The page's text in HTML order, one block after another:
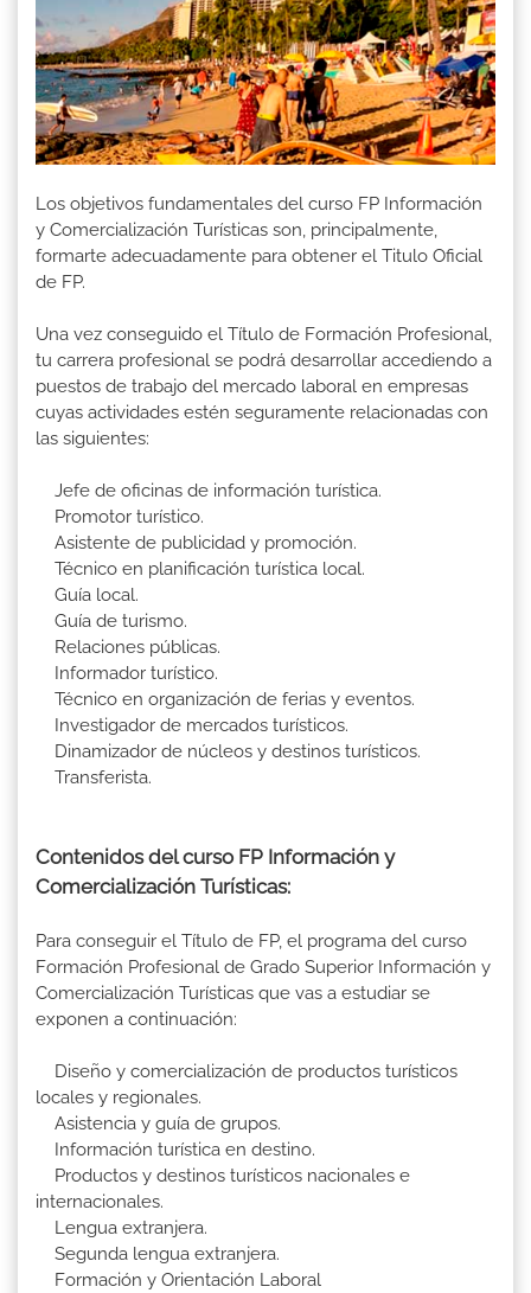
Los objetivos fundamentales del curso FP Información
y Comercialización Turísticas son, principalmente,
formarte adecuadamente para obtener el Titulo Oficial
de FP.
Una vez conseguido el Título de Formación Profesional,
tu carrera profesional se podrá desarrollar accediendo a
puestos de trabajo del mercado laboral en empresas
cuyas actividades estén seguramente relacionadas con
las siguientes:
Jefe de oficinas de información turística.
Promotor turístico.
Asistente de publicidad y promoción.
Técnico en planificación turística local.
Guía local.
Guía de turismo.
Relaciones públicas.
Informador turístico.
Técnico en organización de ferias y eventos.
Investigador de mercados turísticos.
Dinamizador de núcleos y destinos turísticos.
Transferista.
Contenidos del curso FP Información y
Comercialización Turísticas:
Para conseguir el Título de FP, el programa del curso
Formación Profesional de Grado Superior Información y
Comercialización Turísticas que vas a estudiar se
exponen a continuación:
Diseño y comercialización de productos turísticos
locales y regionales.
Asistencia y guía de grupos.
Información turística en destino.
Productos y destinos turísticos nacionales e
internacionales.
Lengua extranjera.
Segunda lengua extranjera.
Formación y Orientación Laboral